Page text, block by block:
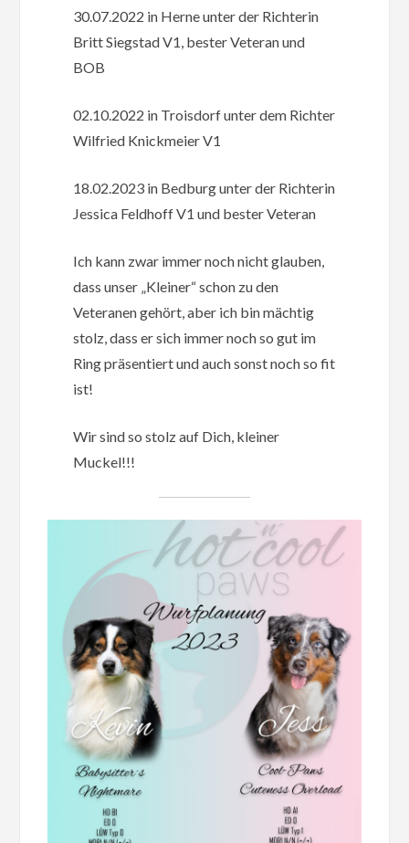
30.07.2022 in Herne unter der Richterin
Britt Siegstad V1, bester Veteran und
BOB
02.10.2022 in Troisdorf unter dem Richter
Wilfried Knickmeier V1
18.02.2023 in Bedburg unter der Richterin
Jessica Feldhoff V1 und bester Veteran
Ich kann zwar immer noch nicht glauben,
dass unser „Kleiner“ schon zu den
Veteranen gehört, aber ich bin mächtig
stolz, dass er sich immer noch so gut im
Ring präsentiert und auch sonst noch so fit
ist!
Wir sind so stolz auf Dich, kleiner
Muckel!!!